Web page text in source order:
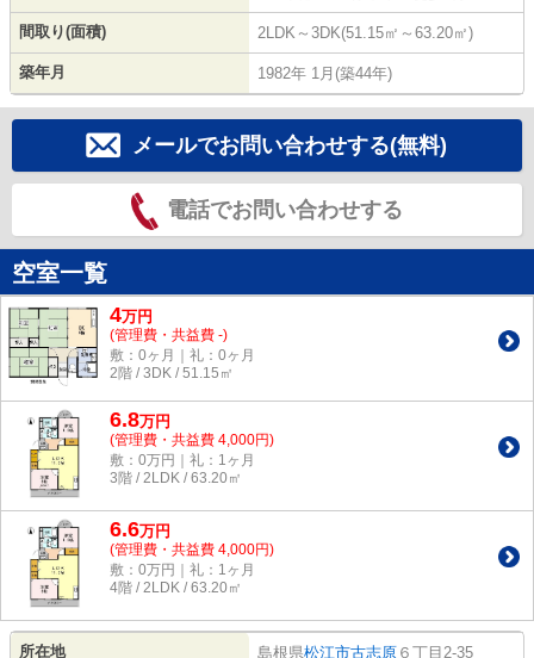
間取り(面積) 2LDK～3DK(51.15㎡～63.20㎡)
築年月 1982年 1月(築44年)
メールでお問い合わせする(無料)
電話でお問い合わせする
空室一覧
4万円
(管理費・共益費 -)
敷：0ヶ月｜礼：0ヶ月
2階 / 3DK / 51.15㎡
6.8万円
(管理費・共益費 4,000円)
敷：0万円｜礼：1ヶ月
3階 / 2LDK / 63.20㎡
6.6万円
(管理費・共益費 4,000円)
敷：0万円｜礼：1ヶ月
4階 / 2LDK / 63.20㎡
所在地 島根県松江市古志原 ６丁目2-35